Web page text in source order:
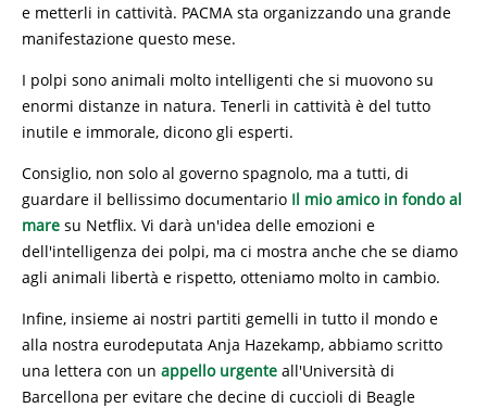
e metterli in cattività. PACMA sta organizzando una grande
manifestazione questo mese.
I polpi sono animali molto intelligenti che si muovono su
enormi distanze in natura. Tenerli in cattività è del tutto
inutile e immorale, dicono gli esperti.
Consiglio, non solo al governo spagnolo, ma a tutti, di
guardare il bellissimo documentario Il mio amico in fondo al
mare su Netflix. Vi darà un'idea delle emozioni e
dell'intelligenza dei polpi, ma ci mostra anche che se diamo
agli animali libertà e rispetto, otteniamo molto in cambio.
Infine, insieme ai nostri partiti gemelli in tutto il mondo e
alla nostra eurodeputata Anja Hazekamp, ​​abbiamo scritto
una lettera con un appello urgente all'Università di
Barcellona per evitare che decine di cuccioli di Beagle